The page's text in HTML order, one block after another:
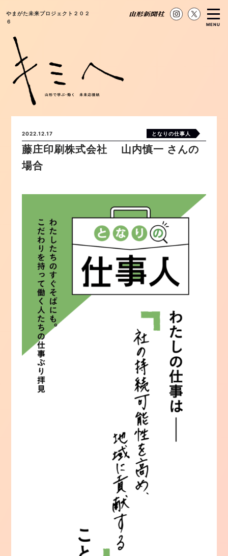
やまがた未来プロジェクト２０２
６
MENU
2022.12.17 となりの仕事人
藤庄印刷株式会社 山内慎一 さんの
場合